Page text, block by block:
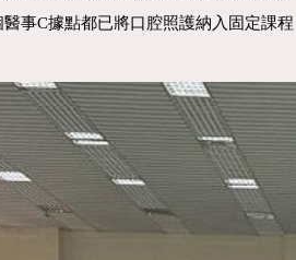
事C據點都已將口腔照護納入固定課